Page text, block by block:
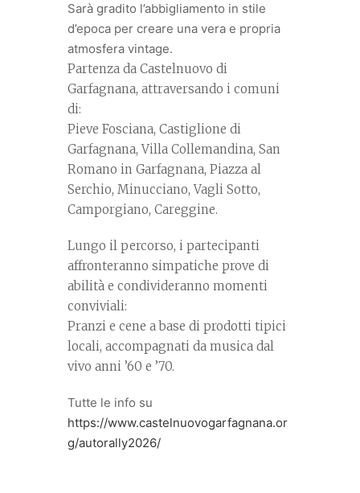
Sarà gradito l’abbigliamento in stile
d’epoca per creare una vera e propria
atmosfera vintage.
Partenza da Castelnuovo di
Garfagnana, attraversando i comuni
di:
Pieve Fosciana, Castiglione di
Garfagnana, Villa Collemandina, San
Romano in Garfagnana, Piazza al
Serchio, Minucciano, Vagli Sotto,
Camporgiano, Careggine.
Lungo il percorso, i partecipanti
affronteranno simpatiche prove di
abilità e condivideranno momenti
conviviali:
️Pranzi e cene a base di prodotti tipici
locali, accompagnati da musica dal
vivo anni ’60 e ’70.
Tutte le info su
https://www.castelnuovogarfagnana.or
g/autorally2026/